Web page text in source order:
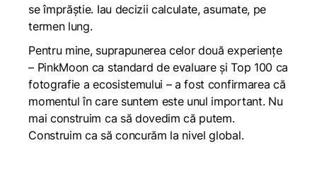
se împrăștie. Iau decizii calculate, asumate, pe
termen lung.
Pentru mine, suprapunerea celor două experiențe
– PinkMoon ca standard de evaluare și Top 100 ca
fotografie a ecosistemului – a fost confirmarea că
momentul în care suntem este unul important. Nu
mai construim ca să dovedim că putem.
Construim ca să concurăm la nivel global.